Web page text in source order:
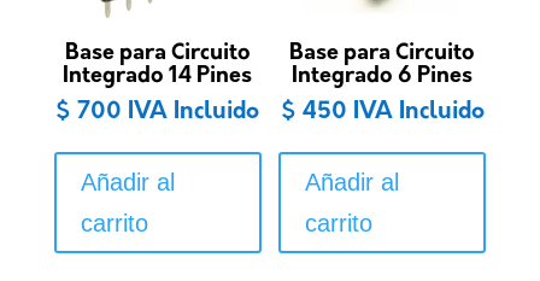
Base para Circuito
Integrado 14 Pines
$ 700 IVA Incluido
Añadir al
carrito
Base para Circuito
Integrado 6 Pines
$ 450 IVA Incluido
Añadir al
carrito